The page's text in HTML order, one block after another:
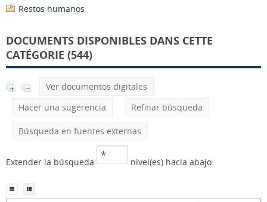
Restos humanos
DOCUMENTS DISPONIBLES DANS CETTE
CATÉGORIE (544)
Ver documentos digitales
Hacer una sugerencia
Refinar búsqueda
Búsqueda en fuentes externas
Extender la búsqueda nivel(es) hacia abajo